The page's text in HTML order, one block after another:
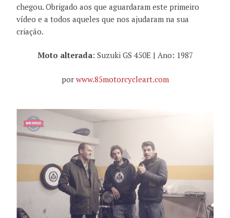
chegou. Obrigado aos que aguardaram este primeiro
vídeo e a todos aqueles que nos ajudaram na sua
criação.
Moto alterada: Suzuki GS 450E | Ano: 1987
porwww.85motorcycleart.com